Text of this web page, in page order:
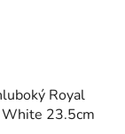
Royal
23.5cm